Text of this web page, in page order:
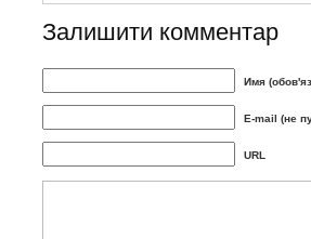
Залишити комментар
Имя
E-mail (не
URL